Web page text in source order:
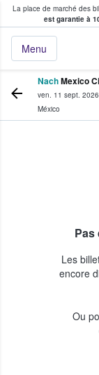
La place de marché des
est garantie à
Menu
fans
NachMexico
ven. 11 sept. 2026
México
Pas
Les
encore
Ou